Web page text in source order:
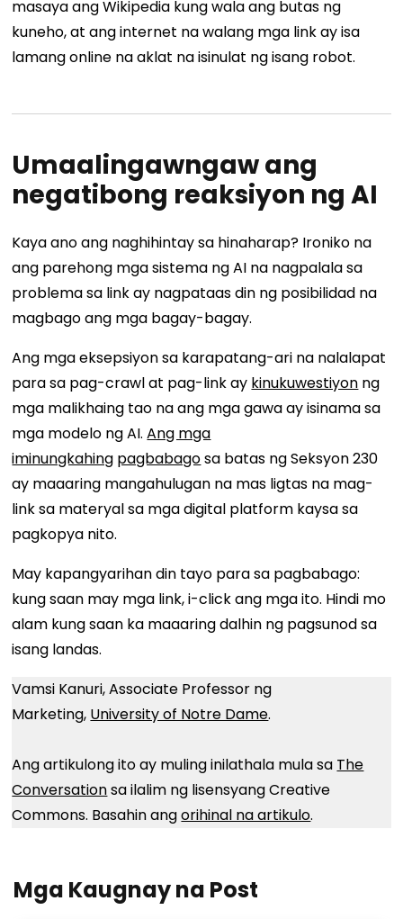
masaya ang Wikipedia kung wala ang butas ng
kuneho, at ang internet na walang mga link ay isa
lamang online na aklat na isinulat ng isang robot.
Umaalingawngaw ang
negatibong reaksiyon ng AI
Kaya ano ang naghihintay sa hinaharap? Ironiko na
ang parehong mga sistema ng AI na nagpalala sa
problema sa link ay nagpataas din ng posibilidad na
magbago ang mga bagay-bagay.
Ang mga eksepsiyon sa karapatang-ari na nalalapat
para sa pag-crawl at pag-link ay kinukuwestiyon ng
mga malikhaing tao na ang mga gawa ay isinama sa
mga modelo ng AI.Ang mga
iminungkahing pagbabagosa batas ng Seksyon 230
ay maaaring mangahulugan na mas ligtas na mag-
link sa materyal sa mga digital platform kaysa sa
pagkopya nito.
May kapangyarihan din tayo para sa pagbabago:
kung saan may mga link, i-click ang mga ito. Hindi mo
alam kung saan ka maaaring dalhin ng pagsunod sa
isang landas.
Vamsi Kanuri, Associate Professor ng
Marketing, University of Notre Dame.
Ang artikulong ito ay muling inilathala mula sa The
Conversationsa ilalim ng lisensyang Creative
Commons. Basahin angorihinal na artikulo.
Mga Kaugnay na Post